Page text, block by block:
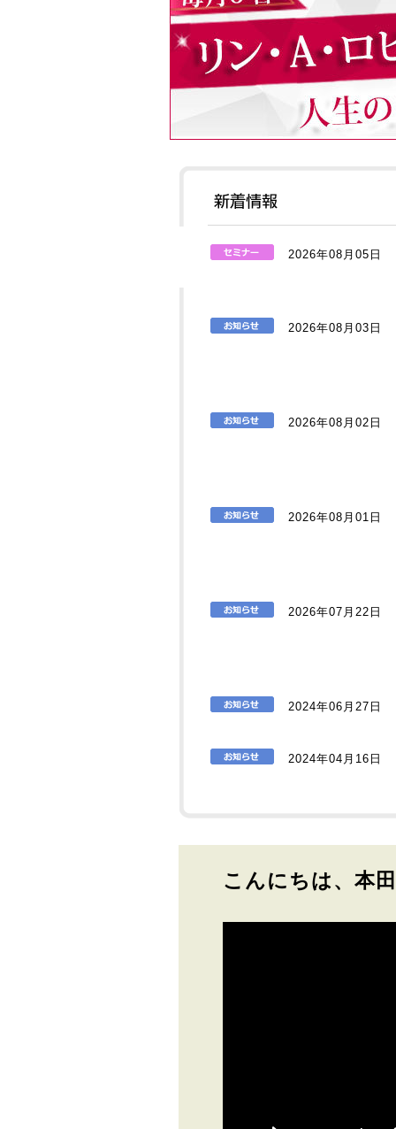
2026年08月05日
2026年08月03日
2026年08月02日
2026年08月01日
2026年07月22日
2024年06月27日
2024年04月16日
こんにちは、本